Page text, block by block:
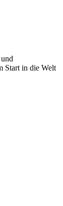
Start in die Welt